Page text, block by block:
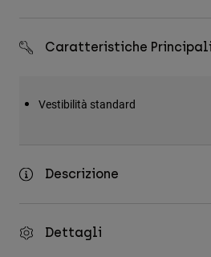
Tutti gli accessori
Cappelli e Berretti
Caratteristiche Principali
Vestibilità standard
Descrizione
Dettagli